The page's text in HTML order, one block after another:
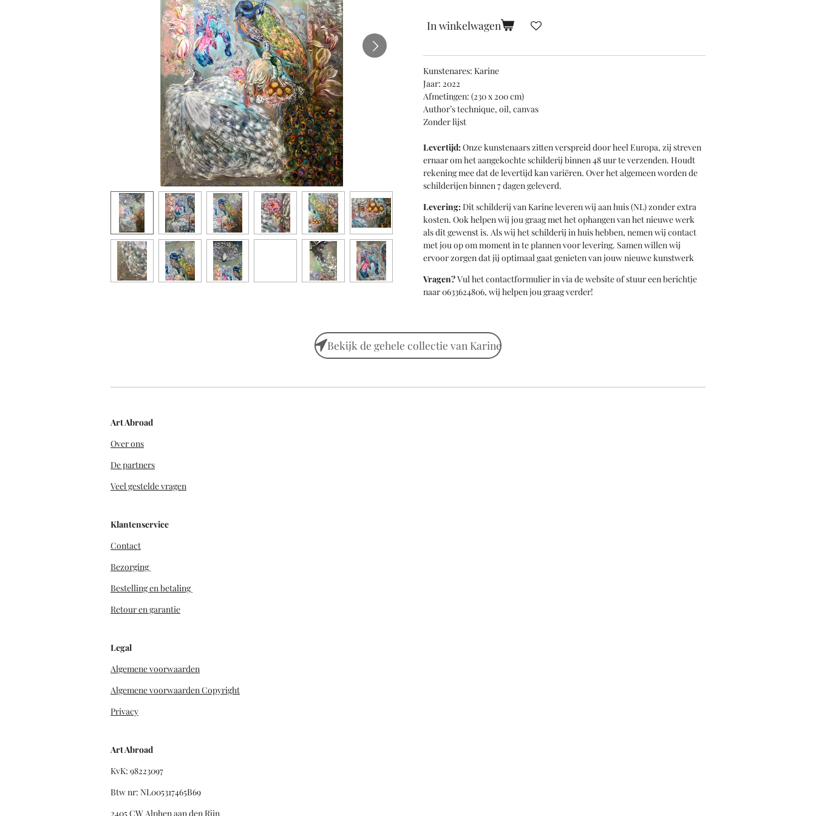
In winkelwagen
Kunstenares: Karine
Jaar: 2022
Afmetingen: (230 x 200 cm)
Author’s technique, oil, canvas
Zonder lijst
Levertijd:Onze kunstenaars zitten verspreid door heel Europa, zij streven
ernaar om het aangekochte schilderij binnen 48 uur te verzenden. Houdt
rekening mee dat de levertijd kan variëren. Over het algemeen worden de
schilderijen binnen 7 dagen geleverd.
Levering:Dit schilderij van Karine leveren wij aan huis (NL) zonder extra
kosten. Ook helpen wij jou graag met het ophangen van het nieuwe werk
als dit gewenst is. Als wij het schilderij in huis hebben, nemen wij contact
met jou op om moment in te plannen voor levering. Samen willen wij
ervoor zorgen dat jij optimaal gaat genieten van jouw nieuwe kunstwerk
Vragen?Vul het contactformulier in via de website of stuur een berichtje
naar 0633624806, wij helpen jou graag verder!
Bekijk de gehele collectie van Karine
Art Abroad
Over ons
De partners
Veel gestelde vragen
Klantenservice
Contact
Bezorging
Bestelling en betaling
Retour en garantie
Legal
Algemene voorwaarden
Algemene voorwaarden Copyright
Privacy
Art Abroad
KvK: 98223097
Btw nr: NL005317465B69
2405 CW Alphen aan den Rijn